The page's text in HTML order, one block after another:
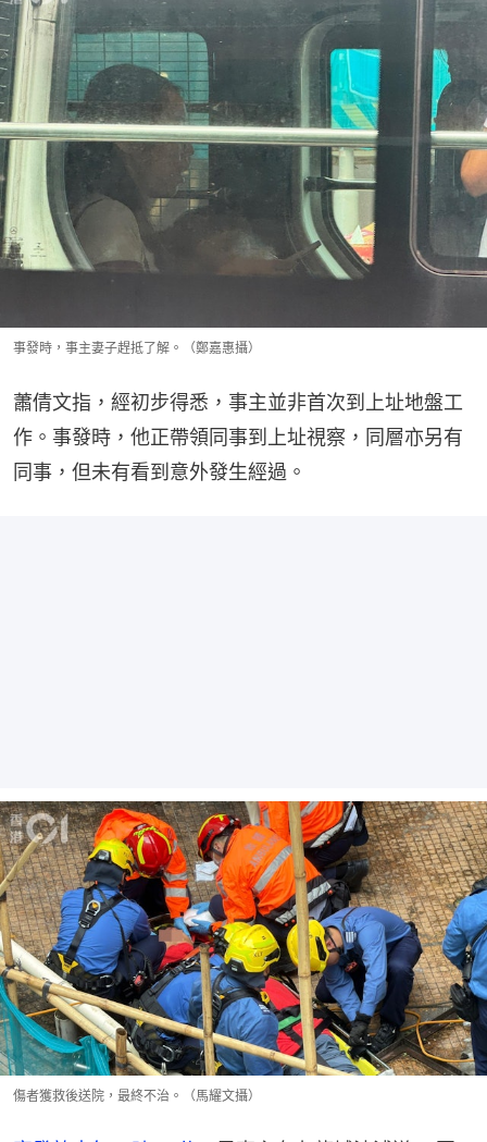
事發時，事主妻子趕抵了解。（鄭嘉惠攝）
蕭倩文指，經初步得悉，事主並非首次到上址地盤工
作。事發時，他正帶領同事到上址視察，同層亦另有
同事，但未有看到意外發生經過。
傷者獲救後送院，最終不治。（馬耀文攝）